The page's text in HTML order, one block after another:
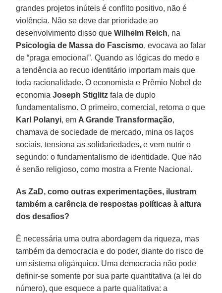
grandes projetos inúteis é conflito positivo, não é
violência. Não se deve dar prioridade ao
desenvolvimento disso queWilhelm Reich, na
Psicologia de Massa do Fascismo, evocava ao falar
de “praga emocional”. Quando as lógicas do medo e
a tendência ao recuo identitário importam mais que
toda racionalidade. O economista e Prêmio Nobel de
economiaJoseph Stiglitz fala de duplo
fundamentalismo. O primeiro, comercial, retoma o que
Karl Polanyi, em A Grande Transformação,
chamava de sociedade de mercado, mina os laços
sociais, tensiona as solidariedades, e vem nutrir o
segundo: o fundamentalismo de identidade. Que não
é senão religioso, como mostra a Frente Nacional.
As ZaD, como outras experimentações, ilustram
também a carência de respostas políticas à altura
dos desafios?
É necessária uma outra abordagem da riqueza, mas
também da democracia e do poder, diante do risco de
um sistema oligárquico. Uma democracia não pode
definir-se somente por sua parte quantitativa (a lei do
número), que esquece a parte qualitativa: a